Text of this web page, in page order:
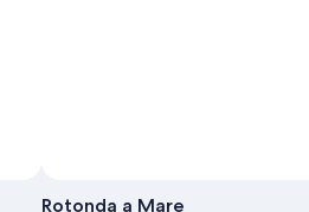
Rotonda a Mare